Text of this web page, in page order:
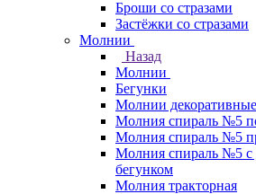
Броши со стразами
Застёжки со стразами
Молнии
Назад
Молнии
Бегунки
Молнии декоративные
Молния спираль №5
Молния спираль №5
Молния спираль №5 с
бегунком
Молния тракторная